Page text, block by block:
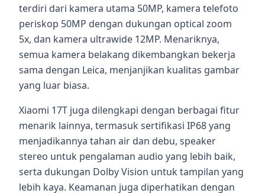
terdiri dari kamera utama 50MP, kamera telefoto
periskop 50MP dengan dukungan optical zoom
5x, dan kamera ultrawide 12MP. Menariknya,
semua kamera belakang dikembangkan bekerja
sama dengan Leica, menjanjikan kualitas gambar
yang luar biasa.
Xiaomi 17T juga dilengkapi dengan berbagai fitur
menarik lainnya, termasuk sertifikasi IP68 yang
menjadikannya tahan air dan debu, speaker
stereo untuk pengalaman audio yang lebih baik,
serta dukungan Dolby Vision untuk tampilan yang
lebih kaya. Keamanan juga diperhatikan dengan